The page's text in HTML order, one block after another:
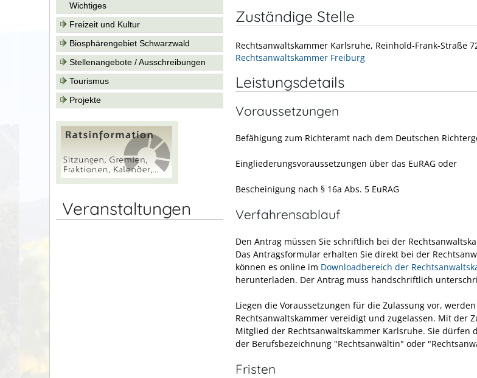
Wichtiges
Freizeit und Kultur
Biosphärengebiet Schwarzwald
Stellenangebote / Ausschreibungen
Tourismus
Projekte
Veranstaltungen
Zuständige Stelle
Rechtsanwaltskammer Karlsruhe, Reinhold-Frank-Straße
Rechtsanwaltskammer Freiburg
Leistungsdetails
Voraussetzungen
Befähigung zum Richteramt nach dem Deutschen
Eingliederungsvoraussetzungen über das EuRAG oder
Bescheinigung nach § 16a Abs. 5 EuRAG
Verfahrensablauf
Den Antrag müssen Sie schriftlich bei der
Das Antragsformular erhalten Sie direkt bei der
können es online im Downloadbereich der
herunterladen. Der Antrag muss handschriftlich
Liegen die Voraussetzungen für die Zulassung vor,
Rechtsanwaltskammer vereidigt und zugelassen. Mit der
Mitglied der Rechtsanwaltskammer Karlsruhe. Sie dürfen
der Berufsbezeichnung "Rechtsanwältin" oder
Fristen